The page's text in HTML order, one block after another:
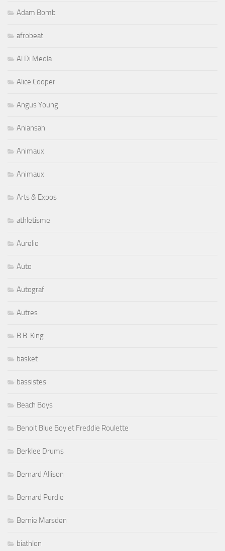
Adam Bomb
afrobeat
Al Di Meola
Alice Cooper
Angus Young
Aniansah
Animaux
Animaux
Arts & Expos
athletisme
Aurelio
Auto
Autograf
Autres
B.B. King
basket
bassistes
Beach Boys
Benoit Blue Boy et Freddie Roulette
Berklee Drums
Bernard Allison
Bernard Purdie
Bernie Marsden
biathlon